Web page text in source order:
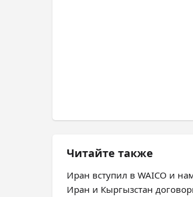
Читайте также
Иран вступил в WAICO и
Иран и Кыргызстан